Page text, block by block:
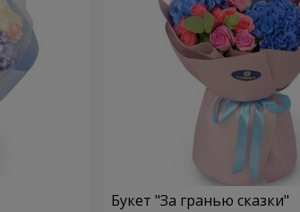
Букет "За гранью сказки"